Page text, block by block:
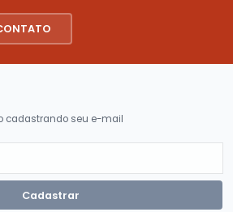
cadastrando seu e-mail
Cadastrar